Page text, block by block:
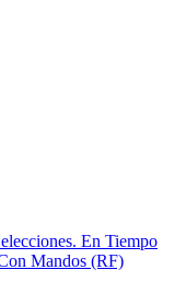
En Tiempo
Mandos (RF)